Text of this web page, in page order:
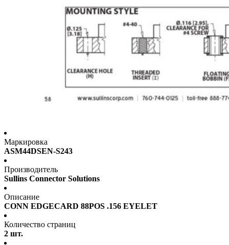
Маркировка
ASM44DSEN-S243
Производитель
Sullins Connector Solutions
Описание
CONN EDGECARD 88POS .156 EYELET
Количество страниц
2 шт.